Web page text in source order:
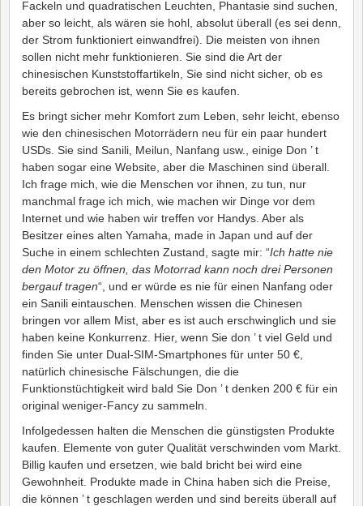
Fackeln und quadratischen Leuchten, Phantasie sind suchen,
aber so leicht, als wären sie hohl, absolut überall (es sei denn,
der Strom funktioniert einwandfrei). Die meisten von ihnen
sollen nicht mehr funktionieren. Sie sind die Art der
chinesischen Kunststoffartikeln, Sie sind nicht sicher, ob es
bereits gebrochen ist, wenn Sie es kaufen.
Es bringt sicher mehr Komfort zum Leben, sehr leicht, ebenso
wie den chinesischen Motorrädern neu für ein paar hundert
USDs. Sie sind Sanili, Meilun, Nanfang usw., einige Don ’ t
haben sogar eine Website, aber die Maschinen sind überall.
Ich frage mich, wie die Menschen vor ihnen, zu tun, nur
manchmal frage ich mich, wie machen wir Dinge vor dem
Internet und wie haben wir treffen vor Handys. Aber als
Besitzer eines alten Yamaha, made in Japan und auf der
Suche in einem schlechten Zustand, sagte mir: “Ich hatte nie
den Motor zu öffnen, das Motorrad kann noch drei Personen
bergauf tragen“, und er würde es nie für einen Nanfang oder
ein Sanili eintauschen. Menschen wissen die Chinesen
bringen vor allem Mist, aber es ist auch erschwinglich und sie
haben keine Konkurrenz. Hier, wenn Sie don ’ t viel Geld und
finden Sie unter Dual-SIM-Smartphones für unter 50 €,
natürlich chinesische Fälschungen, die die
Funktionstüchtigkeit wird bald Sie Don ’ t denken 200 € für ein
original weniger-Fancy zu sammeln.
Infolgedessen halten die Menschen die günstigsten Produkte
kaufen. Elemente von guter Qualität verschwinden vom Markt.
Billig kaufen und ersetzen, wie bald bricht bei wird eine
Gewohnheit. Produkte made in China haben sich die Preise,
die können ’ t geschlagen werden und sind bereits überall auf